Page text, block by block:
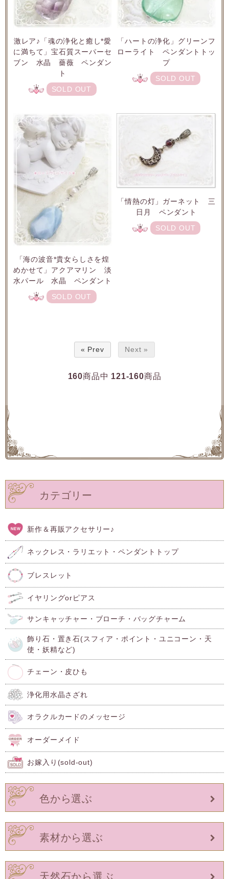
激レア♪「魂の浄化と癒し*愛
に満ちて」宝石質スーパーセ
ブン 水晶 薔薇 ペンダン
ト
SOLD OUT
「ハートの浄化」グリーンフ
ローライト ペンダントトッ
プ
SOLD OUT
「海の波音*貴女らしさを煌
めかせて」アクアマリン 淡
水パール 水晶 ペンダント
SOLD OUT
「情熱の灯」ガーネット 三
日月 ペンダント
SOLD OUT
« Prev Next »
160商品中 121-160商品
カテゴリー
新作＆再販アクセサリー♪
ネックレス・ラリエット・ペンダントトップ
ブレスレット
イヤリングorピアス
サンキャッチャー・ブローチ・バッグチャーム
飾り石・置き石(スフィア・ポイント・ユニコーン・天
使・妖精など)
チェーン・皮ひも
浄化用水晶さざれ
オラクルカードのメッセージ
オーダーメイド
お嫁入り(sold-out)
色から選ぶ
素材から選ぶ
天然石から選ぶ